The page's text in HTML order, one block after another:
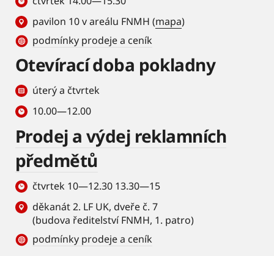
pavilon 10 v areálu FNMH (mapa)
podmínky prodeje a ceník
Otevírací doba pokladny
úterý a čtvrtek
10.00—12.00
Prodej a výdej reklamních
předmětů
čtvrtek 10—12.30 13.30—15
děkanát 2. LF UK, dveře č. 7
(budova ředitelství FNMH, 1. patro)
podmínky prodeje a ceník